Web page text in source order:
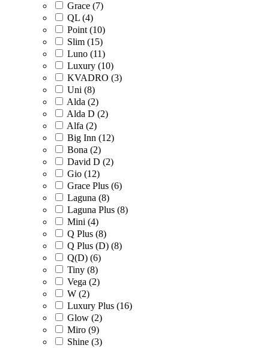
Grace (7)
QL (4)
Point (10)
Slim (15)
Luno (11)
Luxury (10)
KVADRO (3)
Uni (8)
Alda (2)
Alda D (2)
Alfa (2)
Big Inn (12)
Bona (2)
David D (2)
Gio (12)
Grace Plus (6)
Laguna (8)
Laguna Plus (8)
Mini (4)
Q Plus (8)
Q Plus (D) (8)
Q(D) (6)
Tiny (8)
Vega (2)
W (2)
Luxury Plus (16)
Glow (2)
Miro (9)
Shine (3)